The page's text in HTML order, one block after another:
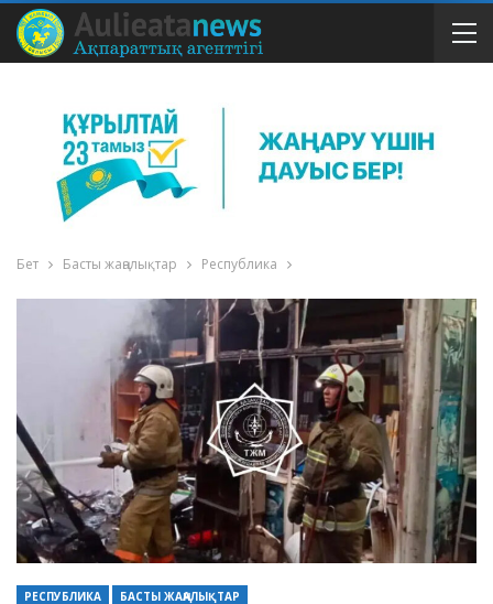
Бет Басты жаңалықтар Республика
РЕСПУБЛИКА БАСТЫ ЖАҢАЛЫҚТАР